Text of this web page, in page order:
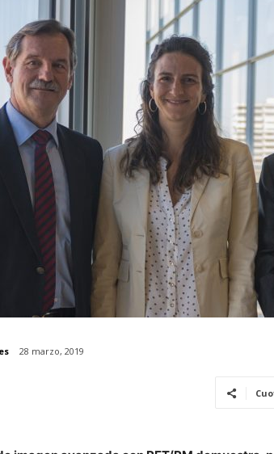
28 marzo, 2019